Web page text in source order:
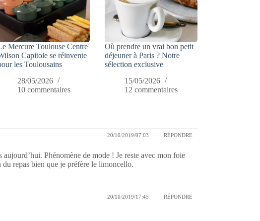
Mercure Toulouse Centre
Capitole se réinvente
les Toulousains
28/05/2026
10 commentaires
Où prendre un vrai bon petit
déjeuner à Paris ? Notre
sélection exclusive
15/05/2026
12 commentaires
20/10/2019/07:03 RÉPONDRE
Phénomène de mode ! Je reste avec mon foie
repas bien que je préfère le limoncello.
20/10/2019/17:45 RÉPONDRE